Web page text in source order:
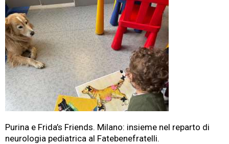
Purina e Frida’s Friends. Milano: insieme nel reparto di
neurologia pediatrica al Fatebenefratelli.